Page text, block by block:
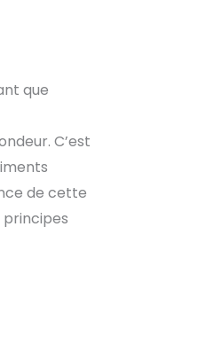
que
C’est
de cette